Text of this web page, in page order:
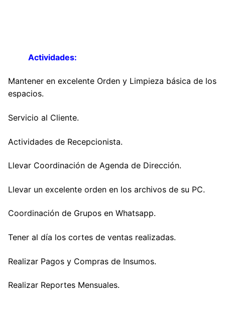
Actividades:
Mantener en excelente Orden y Limpieza básica de los
espacios.
Servicio al Cliente.
Actividades de Recepcionista.
Llevar Coordinación de Agenda de Dirección.
Llevar un excelente orden en los archivos de su PC.
Coordinación de Grupos en Whatsapp.
Tener al día los cortes de ventas realizadas.
Realizar Pagos y Compras de Insumos.
Realizar Reportes Mensuales.